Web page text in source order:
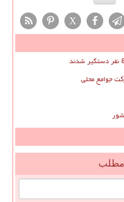
X
جوامع محلی
مطلب